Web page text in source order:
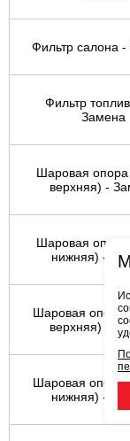
Фильтр салона
Фильтр
Замена
Шаровая опора
верхняя) -
Шаровая опора
нижняя) -
Шаровая опора
верхняя) -
Шаровая опора
нижняя) -